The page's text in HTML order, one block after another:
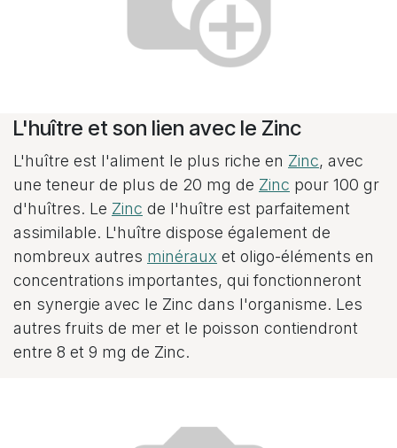
L'huître et son lien avec le Zinc
L'huître est l'aliment le plus riche en Zinc, avec
une teneur de plus de 20 mg de Zinc pour 100 gr
d'huîtres. Le Zinc de l'huître est parfaitement
assimilable. L'huître dispose également de
nombreux autres minéraux et oligo-éléments en
concentrations importantes, qui fonctionneront
en synergie avec le Zinc dans l'organisme. Les
autres fruits de mer et le poisson contiendront
entre 8 et 9 mg de Zinc.